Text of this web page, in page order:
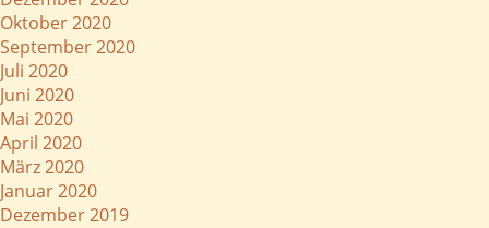
Oktober 2020
September 2020
Juli 2020
Juni 2020
Mai 2020
April 2020
März 2020
Januar 2020
Dezember 2019